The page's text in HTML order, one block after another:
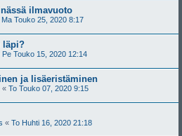
ilmavuoto
Ma Touko 25, 2020 8:17
läpi?
Pe Touko 15, 2020 12:14
ja lisäeristäminen
« To Touko 07, 2020 9:15
« To Huhti 16, 2020 21:18